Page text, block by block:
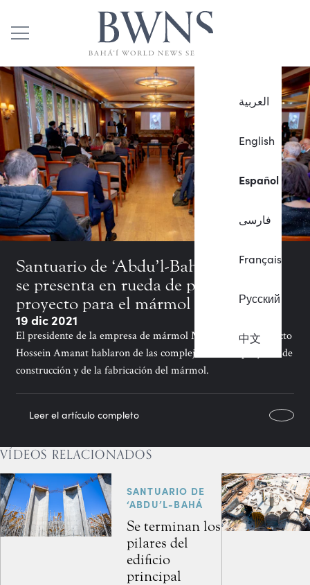
العربية
English
Español
فارسی
Français
Русский
中文
Santuario de ‘Abdu’l-Bahá: En Italia,
se presenta en rueda de prensa el
proyecto para el mármol
19 dic 2021
El presidente de la empresa de mármol Margraf y el arquitecto
Hossein Amanat hablaron de las complejidades del proyecto de
construcción y de la fabricación del mármol.
Leer el artículo completo
VÍDEOS RELACIONADOS
SANTUARIO DE
‘ABDU’L-BAHÁ
Se terminan los
pilares del
edificio
principal